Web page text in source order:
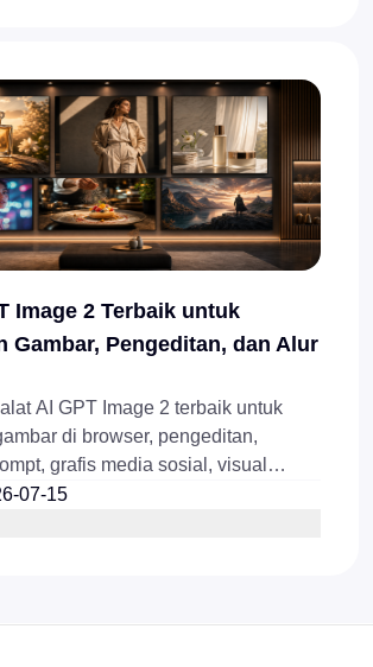
Image 2 Terbaik untuk
Gambar, Pengeditan, dan Alur
AI GPT Image 2 terbaik untuk
di browser, pengeditan,
grafis media sosial, visual
kerja API yang tersedia secara
07-15